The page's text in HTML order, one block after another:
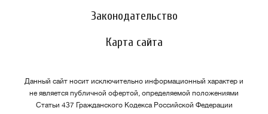
Законодательство
Карта сайта
Данный сайт носит исключительно информационный характер и
не является публичной офертой, определяемой положениями
Статьи 437 Гражданского Кодекса Российской Федерации